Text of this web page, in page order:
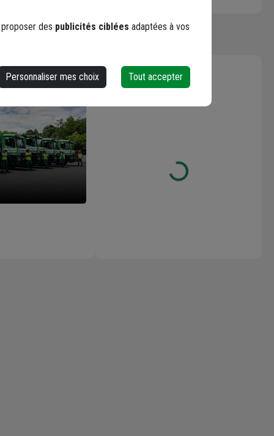
Les avis
Loading...
des publicités ciblées adaptées à vos
Personnaliser mes choix Tout accepter